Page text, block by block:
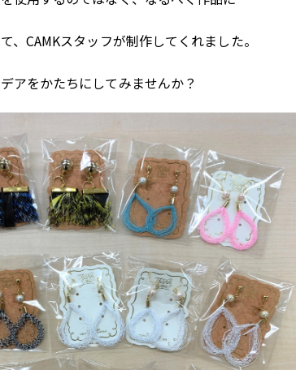
、CAMKスタッフが制作してくれました。
アをかたちにしてみませんか？